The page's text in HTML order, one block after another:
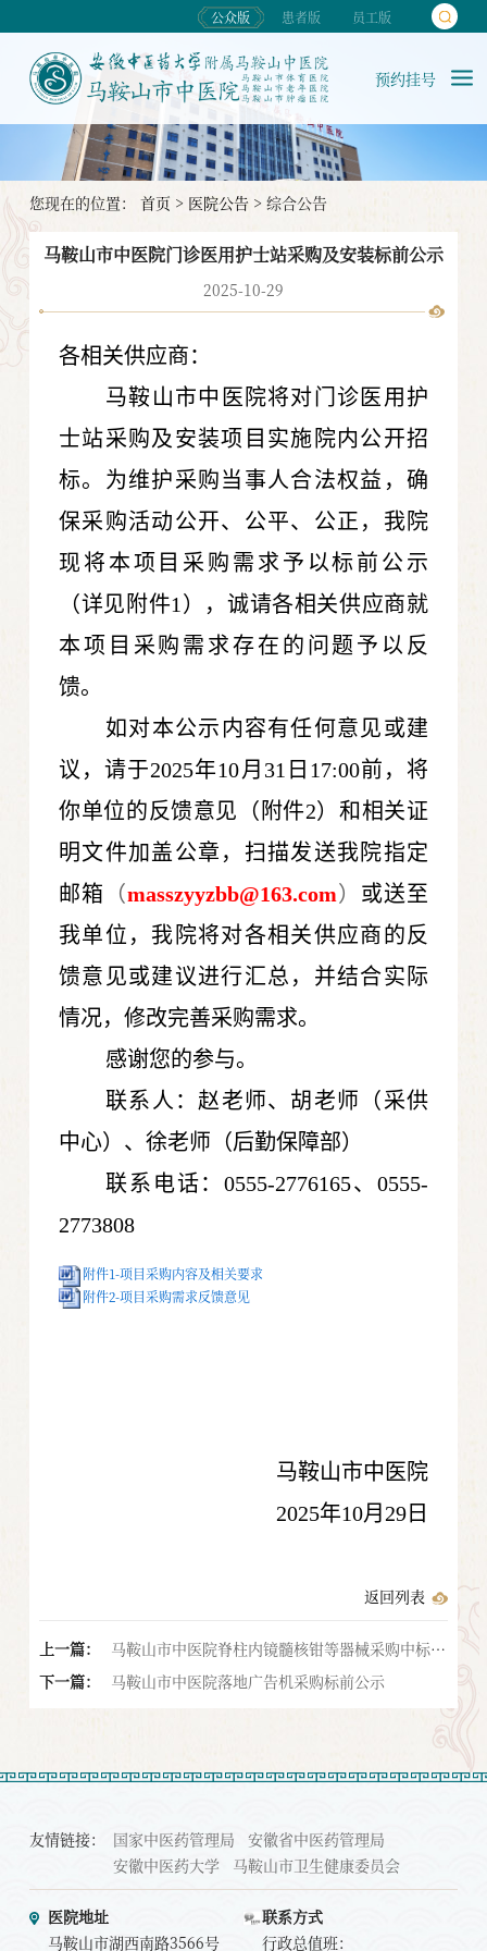
公众版 患者版 员工版
预约挂号
您现在的位置： 首页 > 医院公告> 综合公告
马鞍山市中医院门诊医用护士站采购及安装标前公示
2025-10-29
各相关供应商：
马鞍山市中医院将对门诊医用护
士站采购及安装项目实施院内公开招
标。为维护采购当事人合法权益，确
保采购活动公开、公平、公正，我院
现将本项目采购需求予以标前公示
（详见附件1），诚请各相关供应商就
本项目采购需求存在的问题予以反
馈。
如对本公示内容有任何意见或建
议，请于2025年10月31 日17:00前，将
你单位的反馈意见（附件2）和相关证
明文件加盖公章，扫描发送我院指定
邮箱 （masszyyzbb@163.com） 或送至
我单位，我院将对各相关供应商的反
馈意见或建议进行汇总，并结合实际
情况，修改完善采购需求。
感谢您的参与。
联系人：赵老师、胡老师（采供
中心）、徐老师（后勤保障部）
联系电话：0555-2776165、0555-
2773808
附件1-项目采购内容及相关要求
附件2-项目采购需求反馈意见
马鞍山市中医院
2025年10月29日
返回列表
上一篇：
马鞍山市中医院脊柱内镜髓核钳等器械采购中标结
果更正公告
下一篇： 马鞍山市中医院落地广告机采购标前公示
友情链接： 国家中医药管理局
安徽省中医药管理局
安徽中医药大学
马鞍山市卫生健康委员会
医院地址
马鞍山市湖西南路3566号
联系方式
行政总值班：